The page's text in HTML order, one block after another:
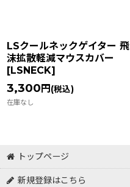
LSクールネックゲイター 飛
沫拡散軽減マウスカバー
[LSNECK]
3,300 円 (税込)
在庫なし
トップページ
新規登録はこちら